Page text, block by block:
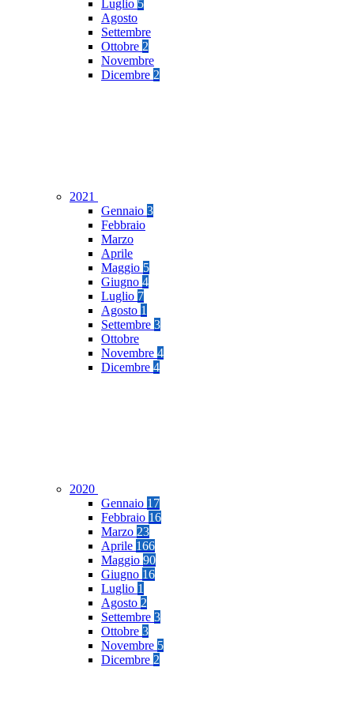
Luglio 5
Agosto
Settembre
Ottobre 2
Novembre
Dicembre 2
2021
Gennaio 3
Febbraio
Marzo
Aprile
Maggio 5
Giugno 4
Luglio 7
Agosto 1
Settembre 3
Ottobre
Novembre 4
Dicembre 4
2020
Gennaio 17
Febbraio 16
Marzo 23
Aprile 166
Maggio 90
Giugno 16
Luglio 1
Agosto 2
Settembre 3
Ottobre 3
Novembre 5
Dicembre 2